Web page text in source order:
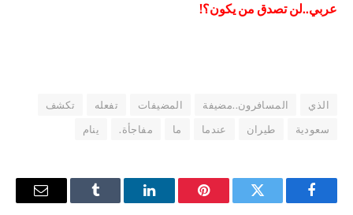
عربي..لن تصدق من يكون؟!
الذي المسافرون..مضيفة المضيفات تفعله
تكشف
سعودية
طيران عندما ما مفاجأة. ينام
فيسبوك تويتر بينتيريستلينكدإن Tumblr
البريد